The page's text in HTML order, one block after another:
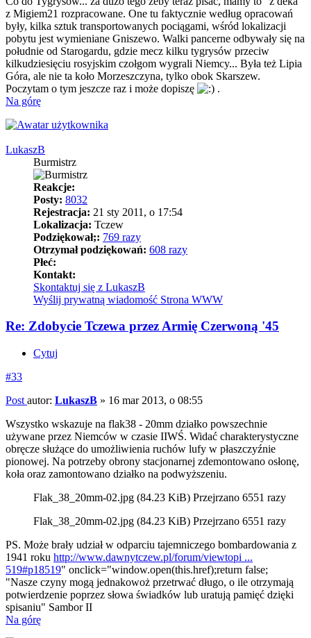
z Migiem21 rozpracowane. One tu faktycznie według opracowań
były, kilka sztuk transportowanych pociągami, wśród lokalizacji
pobytu jest wymieniane Gniszewo. Walki pancerne odbywały się na
południe od Starogardu, gdzie mecz kilku tygrysów przeciw
kilkudziesięciu rosyjskim czołgom wygrali Niemcy... Była też Lipia
Góra, ale nie ta koło Morzeszczyna, tylko obok Skarszew.
Poczytam o tym jeszcze raz i może dopiszę
.
Na górę
LukaszB
Burmistrz
Reakcje:
Posty: 8032
Rejestracja: 21 sty 2011, o 17:54
Lokalizacja: Tczew
Podziękował;: 769 razy
Otrzymał podziękowań: 608 razy
Płeć:
Kontakt:
Skontaktuj się z LukaszB
Wyślij prywatną wiadomość Strona WWW
Re: Zdobycie Tczewa przez Armię Czerwoną '45
Cytuj
#33
Post autor: LukaszB » 16 mar 2013, o 08:55
Wszystko wskazuje na flak38 - 20mm działko powszechnie
używane przez Niemców w czasie IIWŚ. Widać charakterystyczne
obręcze służące do umożliwienia ruchów lufy w płaszczyźnie
pionowej. Na potrzeby obrony stacjonarnej zdemontowano osłonę,
koła oraz zamontowano działko na podwyższeniu.
Flak_38_20mm-02.jpg (84.23 KiB) Przejrzano 6551 razy
Flak_38_20mm-02.jpg (84.23 KiB) Przejrzano 6551 razy
PS. Może brały udział w odparciu tajemniczego bombardowania z
1941 roku http://www.dawnytczew.pl/forum/viewtopi ...
519#p18519" onclick="window.open(this.href);return false;
"Nasze czyny mogą jednakowoż przetrwać długo, o ile otrzymają
potwierdzenie poprzez słowa świadków lub uratują pamięć dzięki
spisaniu" Sambor II
Na górę